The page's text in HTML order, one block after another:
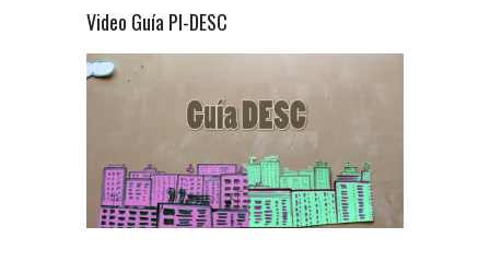
Video Guía PI-DESC